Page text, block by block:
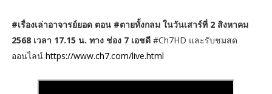
#เรื่องเล่าอาจารย์ยอด ตอน #ตายทั้งกลม ในวันเสาร์ที่ 2 สิงหาคม
2568 เวลา 17.15 น. ทาง ช่อง 7 เอชดี#Ch7HD และรับชมสด
ออนไลน์ https://www.ch7.com/live.html